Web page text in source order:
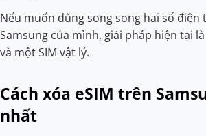
Nếu muốn dùng song song hai số điện
Samsung của mình, giải pháp hiện tại
và một SIM vật lý.
Cách xóa eSIM trên
nhất